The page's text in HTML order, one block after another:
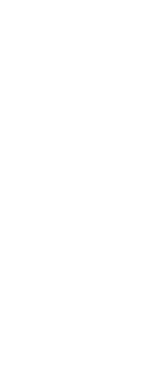
Morante de
este
de Madrid.
cortar dos
revolucionó
El público,
Morante de
segundo
que le dejó
recuperarse
con una